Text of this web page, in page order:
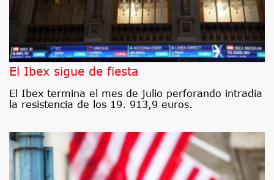
El Ibex sigue de fiesta
El Ibex termina el mes de julio perforando intradía
la resistencia de los 19. 913,9 euros.